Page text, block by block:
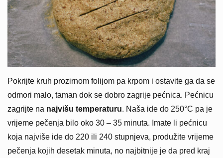
Pokrijte kruh prozirnom folijom pa krpom i ostavite ga da se
odmori malo, taman dok se dobro zagrije pećnica. Pećnicu
zagrijte na najvišu temperaturu. Naša ide do 250°C pa je
vrijeme pečenja bilo oko 30 – 35 minuta. Imate li pećnicu
koja najviše ide do 220 ili 240 stupnjeva, produžite vrijeme
pečenja kojih desetak minuta, no najbitnije je da pred kraj